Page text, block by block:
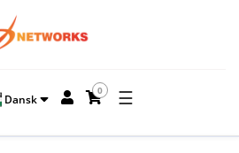
Dansk
0 ☰